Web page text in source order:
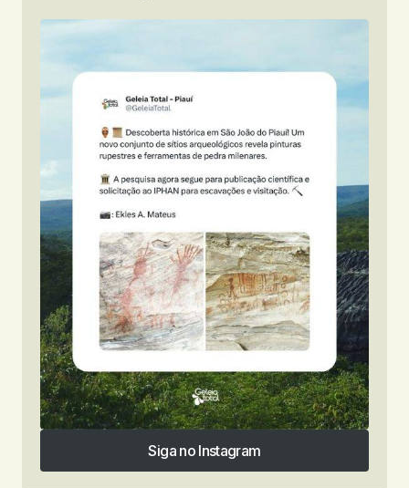
Siga no Instagram
Siga no Instagram